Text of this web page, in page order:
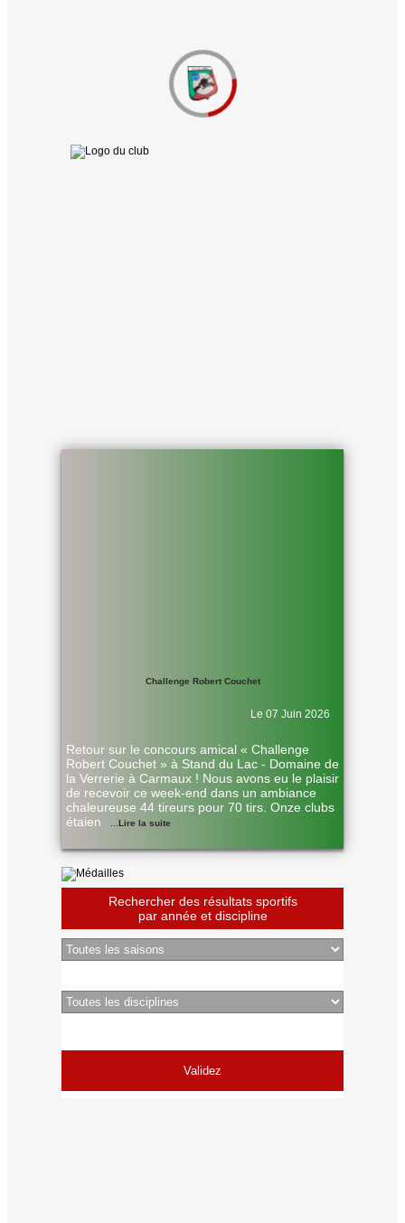
Challenge Robert Couchet
Le 07 Juin 2026
Retour sur le concours amical « Challenge
Robert Couchet » à Stand du Lac - Domaine de
la Verrerie à Carmaux ! Nous avons eu le plaisir
de recevoir ce week-end dans un ambiance
chaleureuse 44 tireurs pour 70 tirs. Onze clubs
étaien
... Lire la suite
Rechercher des résultats sportifs
par année et discipline